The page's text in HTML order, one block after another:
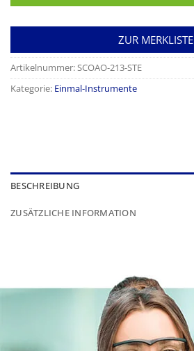
ZUR MERKLISTE
Artikelnummer:SCOAO-213-STE
Kategorie: Einmal-Instrumente
BESCHREIBUNG
ZUSÄTZLICHE INFORMATION